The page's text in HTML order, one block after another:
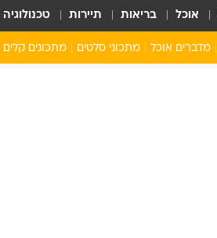
אוכל בריאות תיירות טכנולוגיה
מדברים אוכל מתכוני סלטים מתכונים קלים